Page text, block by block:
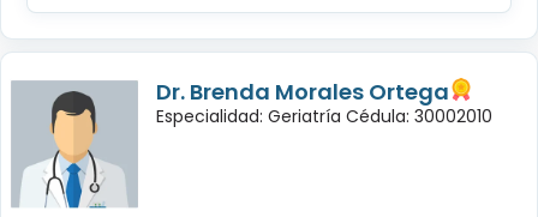
Dr. Brenda Morales Ortega
Especialidad: Geriatría Cédula: 30002010